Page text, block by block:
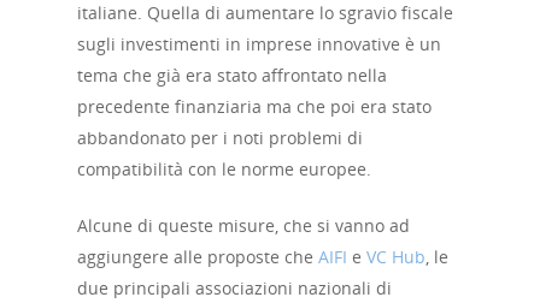
italiane. Quella di aumentare lo sgravio fiscale
sugli investimenti in imprese innovative è un
tema che già era stato affrontato nella
precedente finanziaria ma che poi era stato
abbandonato per i noti problemi di
compatibilità con le norme europee.
Alcune di queste misure, che si vanno ad
aggiungere alle proposte che AIFI e VC Hub, le
due principali associazioni nazionali di